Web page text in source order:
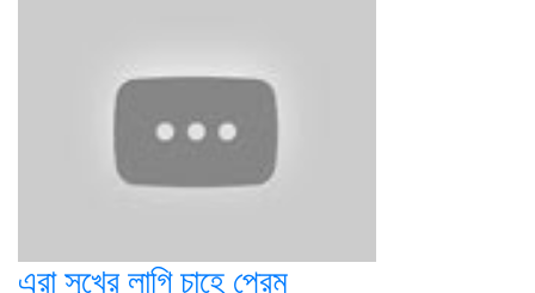
এরা সুখের লাগি চাহে প্রেম